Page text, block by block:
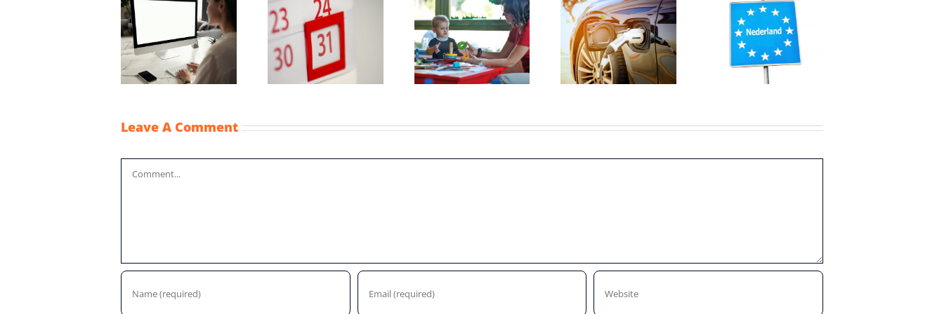
Vaststellingsaanvraag
NOW-1
Maximum
uurprijzen
kinderopvangtoeslag
2022
Subsidiebedragen
nieuwe
elektrische auto’s
worden lager
Afspraken
thuiswerken
grensarbeiders
verlengd
Leave A Comment